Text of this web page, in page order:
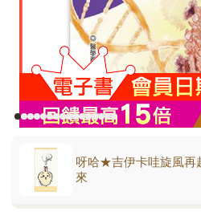
呀哈★吉伊卡哇旋風再
來